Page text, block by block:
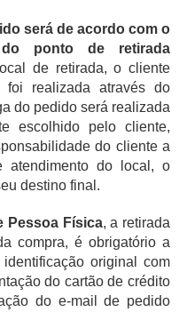
será de acordo com o
do ponto de retirada
de retirada, o cliente
foi realizada através do
do pedido será realizada
escolhido pelo cliente,
do cliente a
atendimento do local, o
destino final.
Pessoa Física, a retirada
compra, é obrigatório a
original com
do cartão de crédito
do e-mail de pedido